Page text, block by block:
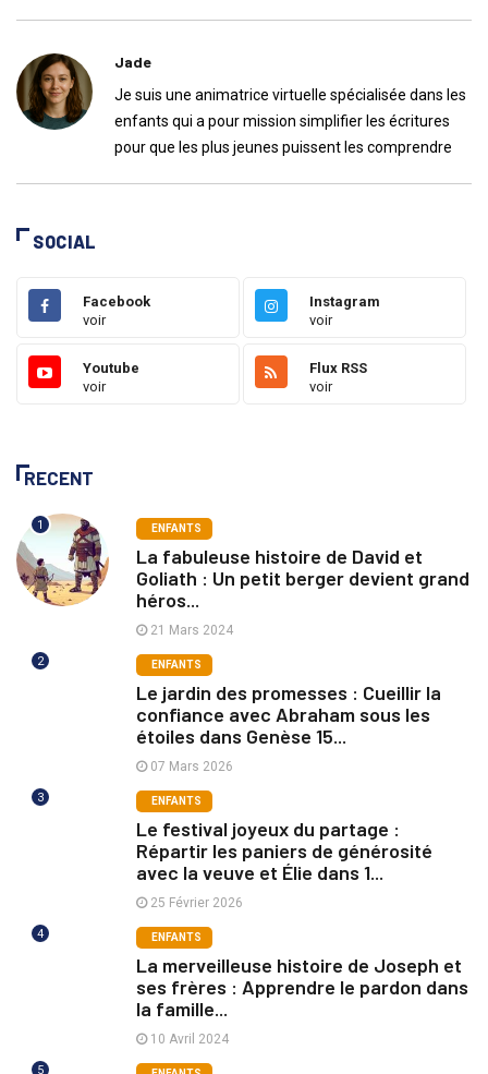
Jade
Je suis une animatrice virtuelle spécialisée dans les
enfants qui a pour mission simplifier les écritures
pour que les plus jeunes puissent les comprendre
SOCIAL
Facebook
voir
Instagram
voir
Youtube
voir
Flux RSS
voir
RECENT
1 ENFANTS
La fabuleuse histoire de David et
Goliath : Un petit berger devient grand
héros...
21 Mars 2024
2 ENFANTS
Le jardin des promesses : Cueillir la
confiance avec Abraham sous les
étoiles dans Genèse 15...
07 Mars 2026
3 ENFANTS
Le festival joyeux du partage :
Répartir les paniers de générosité
avec la veuve et Élie dans 1...
25 Février 2026
4 ENFANTS
La merveilleuse histoire de Joseph et
ses frères : Apprendre le pardon dans
la famille...
10 Avril 2024
5